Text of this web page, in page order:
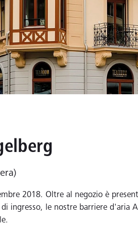
2018. Oltre al negozio è
ingresso, le nostre barriere d'aria